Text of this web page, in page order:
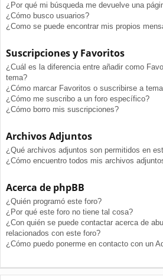
¿Por qué mi búsqueda me devuelve una
¿Cómo busco usuarios?
¿Como se puede encontrar mis propios
Suscripciones y Favoritos
¿Cuál es la diferencia entre añadir como
tema?
¿Cómo marcar Favoritos o suscribirse a
¿Cómo me suscribo a un foro específico?
¿Cómo borro mis suscripciones?
Archivos Adjuntos
¿Qué archivos adjuntos son permitidos en
¿Cómo encuentro todos mis archivos
Acerca de phpBB
¿Quién programó este foro?
¿Por qué este foro no tiene tal cosa?
¿Con quién se puede contactar acerca de
relacionados con este foro?
¿Cómo puedo ponerme en contacto con un